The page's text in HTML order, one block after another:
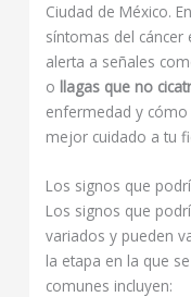
Ciudad de México.
síntomas del
alerta a señales
o llagas que no
enfermedad y
mejor cuidado a tu
Los signos que
Los signos que
variados y pueden
la etapa en la que
comunes incluyen: